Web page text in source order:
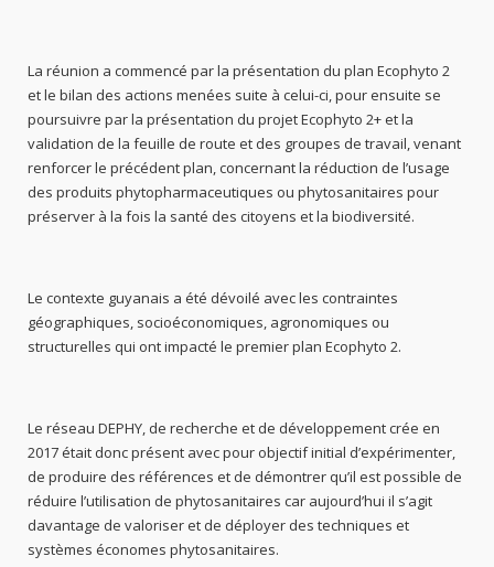
La réunion a commencé par la présentation du plan Ecophyto 2
et le bilan des actions menées suite à celui-ci, pour ensuite se
poursuivre par la présentation du projet Ecophyto 2+ et la
validation de la feuille de route et des groupes de travail, venant
renforcer le précédent plan, concernant la réduction de l’usage
des produits phytopharmaceutiques ou phytosanitaires pour
préserver à la fois la santé des citoyens et la biodiversité.
Le contexte guyanais a été dévoilé avec les contraintes
géographiques, socioéconomiques, agronomiques ou
structurelles qui ont impacté le premier plan Ecophyto 2.
Le réseau DEPHY, de recherche et de développement crée en
2017 était donc présent avec pour objectif initial d’expérimenter,
de produire des références et de démontrer qu’il est possible de
réduire l’utilisation de phytosanitaires car aujourd’hui il s’agit
davantage de valoriser et de déployer des techniques et
systèmes économes phytosanitaires.